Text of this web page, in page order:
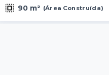
90 m² (Área Construída)